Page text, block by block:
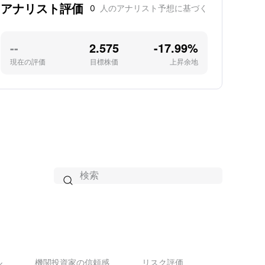
and prepayments, in arriving at the optimal
日間の売買回転率は1.02です。
アナリスト評価 0 人のアナリスト予想に基づく
--
現在の評価
2.575
目標株価
-17.99%
上昇余地

機関投資家の信頼感 リスク評価